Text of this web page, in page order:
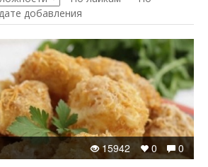
добавления
0
0
15942